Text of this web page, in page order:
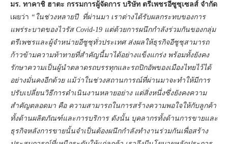
มร. ทาคาชิ ฮาตะ กรรมการผู้จัดการ บริษัท ตรีเพชรอีซูซุเซลส์ จำกัด
เผยว่า “ในช่วงหลายปี ที่ผ่านมา เราต่างได้รับผลกระทบของการ
แพร่ระบาดของไวรัส Covid-19 แต่ด้วยการผนึกกำลังร่วมกันของกลุ่ม
ตรีเพชรและผู้จำหน่ายอีซูซุทั่วประเทศ ส่งผลให้ธุรกิจอีซูซุสามารถ
ก้าวข้ามความท้าทายที่สำคัญนี้มาได้อย่างแข็งแกร่ง พร้อมทั้งยังคง
รักษาความเป็นผู้นำตลาดรถบรรทุกและรถปิกอัพของเมืองไทยไว้ได้
อย่างมั่นคงอีกด้วย แม้ว่าในช่วงสถานการณ์ที่ผ่านมาจะทำให้มีการ
ปรับเปลี่ยนวิธีการดำเนินงานหลายอย่าง แต่สิ่งหนึ่งซึ่งยังคงความ
สำคัญตลอดมา คือ ความสามารถในการสร้างความพอใจให้กับลูกค้า
ทั้งด้านผลิตภัณฑ์และการบริการ ดังนั้น บุคลากรทั้งด้านการขายและ
ธุรกิจหลังการขายนั้นจำเป็นต้องผนึกกำลังทำงานร่วมกันเพื่อสร้าง